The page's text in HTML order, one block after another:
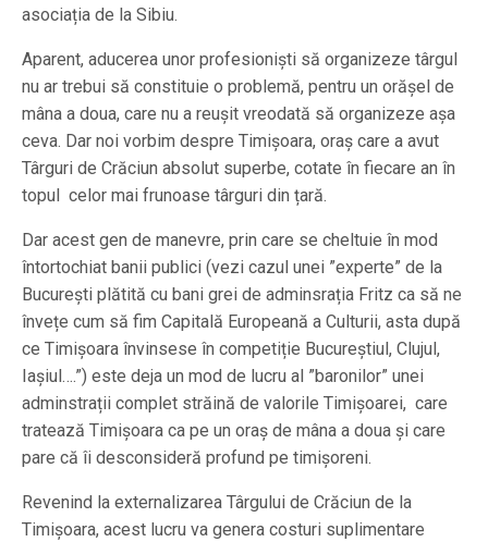
asociația de la Sibiu.
Aparent, aducerea unor profesioniști să organizeze târgul
nu ar trebui să constituie o problemă, pentru un orășel de
mâna a doua, care nu a reușit vreodată să organizeze așa
ceva. Dar noi vorbim despre Timișoara, oraș care a avut
Târguri de Crăciun absolut superbe, cotate în fiecare an în
topul celor mai frunoase târguri din țară.
Dar acest gen de manevre, prin care se cheltuie în mod
întortochiat banii publici (vezi cazul unei ”experte” de la
București plătită cu bani grei de adminsrația Fritz ca să ne
învețe cum să fim Capitală Europeană a Culturii, asta după
ce Timișoara învinsese în competiție Bucureștiul, Clujul,
Iașiul….”) este deja un mod de lucru al ”baronilor” unei
adminstrații complet străină de valorile Timișoarei, care
tratează Timișoara ca pe un oraș de mâna a doua și care
pare că îi desconsideră profund pe timișoreni.
Revenind la externalizarea Târgului de Crăciun de la
Timișoara, acest lucru va genera costuri suplimentare